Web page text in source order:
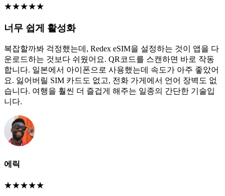
★★★★★
너무 쉽게 활성화
복잡할까봐 걱정했는데, Redex eSIM을 설정하는 것이 앱을 다
운로드하는 것보다 쉬웠어요. QR코드를 스캔하면 바로 작동
합니다. 일본에서 아이폰으로 사용했는데 속도가 아주 좋았어
요. 잃어버릴 SIM 카드도 없고, 전화 가게에서 언어 장벽도 없
습니다. 여행을 훨씬 더 즐겁게 해주는 일종의 간단한 기술입
니다.
에릭
★★★★★